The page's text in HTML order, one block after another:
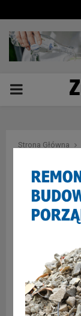
PRIMARY
Strona Główna
Tag :